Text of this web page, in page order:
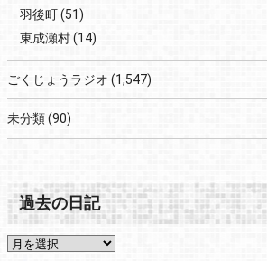
羽後町(51)
東成瀬村(14)
ごくじょうラジオ (1,547)
未分類(90)
過去の日記